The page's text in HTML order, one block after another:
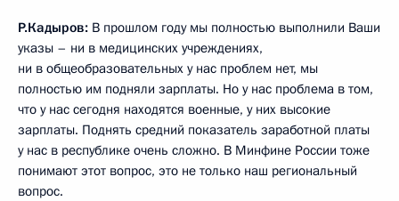
Р.Кадыров: В прошлом году мы полностью выполнили Ваши
указы – ни в медицинских учреждениях,
ни в общеобразовательных у нас проблем нет, мы
полностью им подняли зарплаты. Но у нас проблема в том,
что у нас сегодня находятся военные, у них высокие
зарплаты. Поднять средний показатель заработной платы
у нас в республике очень сложно. В Минфине России тоже
понимают этот вопрос, это не только наш региональный
вопрос.